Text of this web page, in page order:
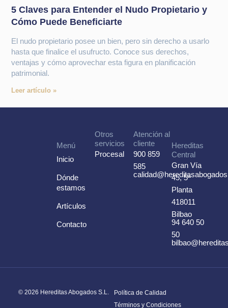
5 Claves para Entender el Nudo Propietario y
Cómo Puede Beneficiarte
El nudo propietario posee un bien, pero sin derecho a usarlo
hasta que finalice el usufructo. Conoce sus derechos,
ventajas y cómo aprovechar esta figura en planificación
patrimonial.
Leer artículo »
Menú
Inicio
Dónde
estamos
Artículos
Contacto
Otros
servicios
Procesal
Atención al
cliente
900 859
585
Hereditas
Central
Gran Vía
45, 5ª
Planta
418011
Bilbao
94 640 50
50
© 2026 Hereditas Abogados S.L.
Términos y Condiciones
Política de Calidad